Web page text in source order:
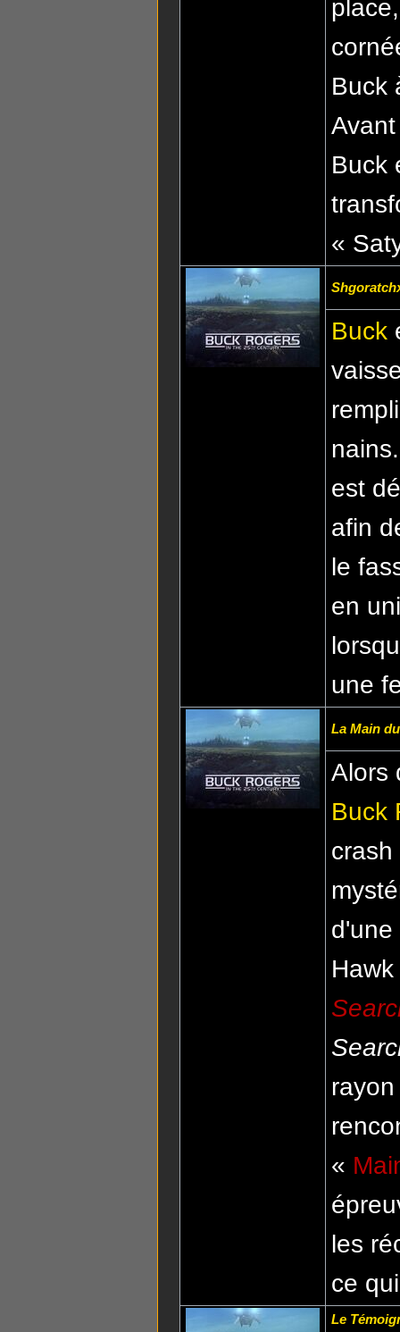
Buck
Buck
«
Buck
est
afin
le
en
une
La Main
Alors
Buck
d'une
«
les
ce
Le